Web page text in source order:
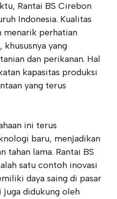
Rantai BS Cirebon
Indonesia. Kualitas
menarik perhatian
yang
dan perikanan. Hal
kapasitas produksi
yang terus
ini terus
baru, menjadikan
tahan lama. Rantai BS
satu contoh inovasi
daya saing di pasar
juga didukung oleh